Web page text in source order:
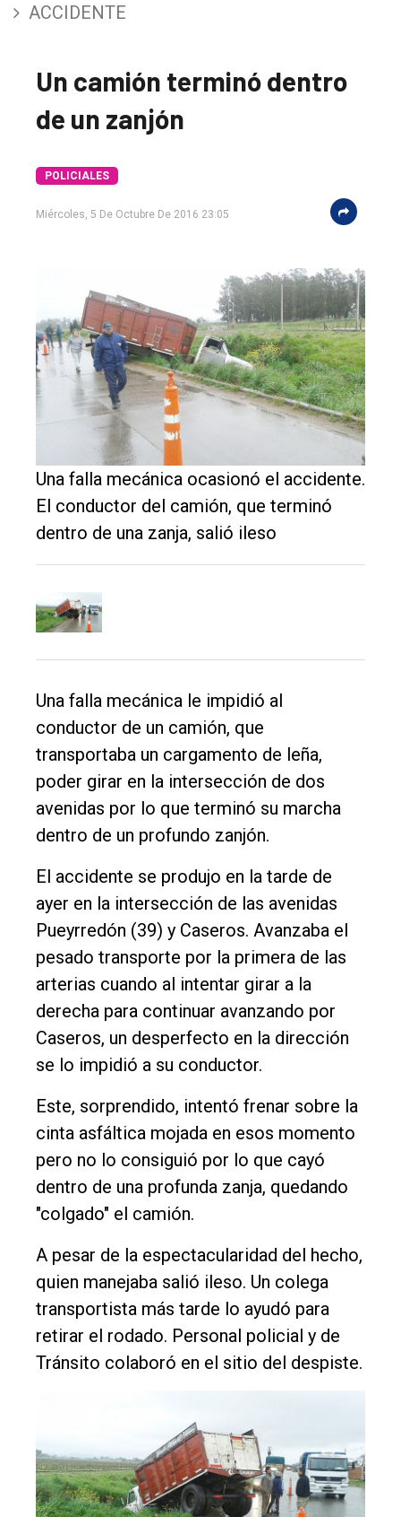
Balcarce
Inicio
Tendencia
General
Entrevistas
Rural
Deportes
Fúnebres
Edición
Empresa
Nosotros
Contacto
ACCIDENTE
Un camión terminó dentro
de un zanjón
POLICIALES
Miércoles, 5 De Octubre De 2016 23:05
Una falla mecánica ocasionó el accidente.
El conductor del camión, que terminó
dentro de una zanja, salió ileso
Una falla mecánica le impidió al
conductor de un camión, que
transportaba un cargamento de leña,
poder girar en la intersección de dos
avenidas por lo que terminó su marcha
dentro de un profundo zanjón.
El accidente se produjo en la tarde de
ayer en la intersección de las avenidas
Pueyrredón (39) y Caseros. Avanzaba el
pesado transporte por la primera de las
arterias cuando al intentar girar a la
derecha para continuar avanzando por
Caseros, un desperfecto en la dirección
se lo impidió a su conductor.
Este, sorprendido, intentó frenar sobre la
cinta asfáltica mojada en esos momento
pero no lo consiguió por lo que cayó
dentro de una profunda zanja, quedando
"colgado" el camión.
A pesar de la espectacularidad del hecho,
quien manejaba salió ileso. Un colega
transportista más tarde lo ayudó para
retirar el rodado. Personal policial y de
Tránsito colaboró en el sitio del despiste.